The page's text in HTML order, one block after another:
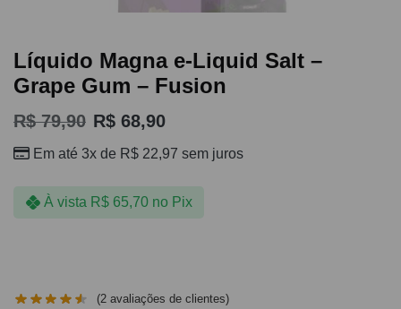
Líquido Magna e-Liquid Salt –
Grape Gum – Fusion
R$79,90 R$ 68,90
Em até 3x de R$ 22,97 sem juros
À vista R$65,70 no Pix
(2 avaliações de clientes)